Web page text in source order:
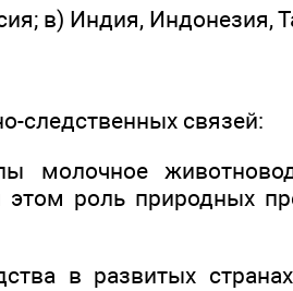
в) Индия, Индонезия,
следственных связей:
молочное
роль природных
в развитых